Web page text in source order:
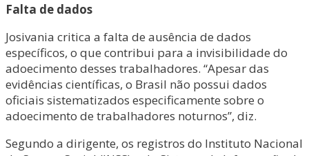
Falta de dados
Josivania critica a falta de ausência de dados
específicos, o que contribui para a invisibilidade do
adoecimento desses trabalhadores. “Apesar das
evidências científicas, o Brasil não possui dados
oficiais sistematizados especificamente sobre o
adoecimento de trabalhadores noturnos”, diz.
Segundo a dirigente, os registros do Instituto Nacional